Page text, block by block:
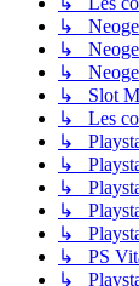
↳
↳
↳
↳ Slot
↳ Les
↳
↳
↳
↳
↳
↳ PS
↳